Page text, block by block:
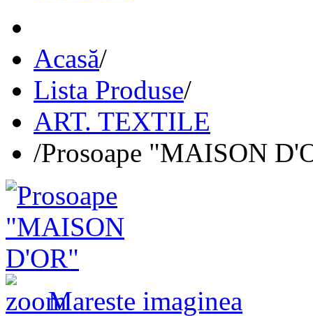
Acasă/
Lista Produse/
ART. TEXTILE
/Prosoape "MAISON
Mareste imaginea